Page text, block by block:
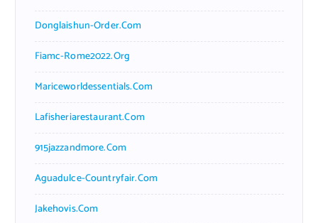
Donglaishun-Order.com
Fiamc-Rome2022.org
Mariceworldessentials.com
Lafisheriarestaurant.com
915jazzandmore.com
Aguadulce-Countryfair.com
Jakehovis.com